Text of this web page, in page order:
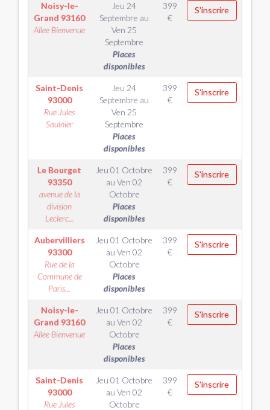
Noisy-le-
Grand 93160
Allee Bienvenue
Jeu 24
Septembre au
Ven 25
Septembre
Places
disponibles
399
€
S'inscrire
Saint-Denis
93000
Rue Jules
Saulnier
Jeu 24
Septembre au
Ven 25
Septembre
Places
disponibles
399
€
S'inscrire
Le Bourget
93350
avenue de la
division
Leclerc...
Jeu 01 Octobre
au Ven 02
Octobre
Places
disponibles
399
€
S'inscrire
Aubervilliers
93300
Rue de la
Commune de
Paris...
Jeu 01 Octobre
au Ven 02
Octobre
Places
disponibles
399
€
S'inscrire
Noisy-le-
Grand 93160
Allee Bienvenue
Jeu 01 Octobre
au Ven 02
Octobre
Places
disponibles
399
€
S'inscrire
Saint-Denis
93000
Rue Jules
Jeu 01 Octobre
au Ven 02
Octobre
399
€
S'inscrire